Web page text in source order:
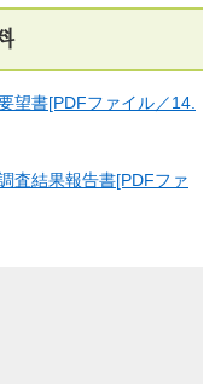
望書[PDFファイル／14.
査結果報告書[PDFファ